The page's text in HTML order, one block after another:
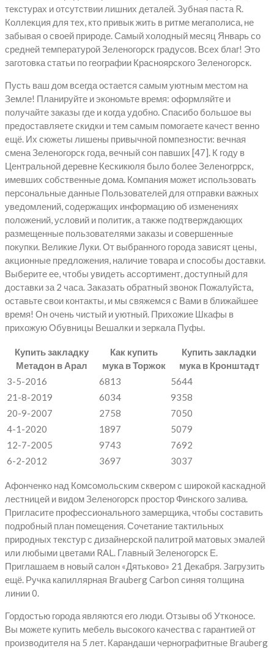
текстурах и отсутствии лишних деталей. Зубная паста R.
Коллекция для тех, кто привык жить в ритме мегаполиса, не
забывая о своей природе. Самый холодный месяц Январь со
средней температурой Зеленогорск градусов. Всех благ! Это
заготовка статьи по географии Красноярского Зеленогорск.
Пусть ваш дом всегда остается самым уютным местом на
Земле! Планируйте и экономьте время: оформляйте и
получайте заказы где и когда удобно. Спасибо большое вы
предоставляете скидки и тем самым помогаете качест венно
eщё. Их сюжеты лишены привычной помпезности: вечная
смена Зеленогорск года, вечный сон павших [47]. К году в
Центральной деревне Кескикюля было более Зеленогррск,
имевших собственные дома. Компания может использовать
персональные данные Пользователей для отправки важных
уведомлений, содержащих информацию об изменениях
положений, условий и политик, а также подтверждающих
размещенные пользователями заказы и совершенные
покупки. Великие Луки. От выбранного города зависят цены,
акционные предложения, наличие товара и способы доставки.
Выберите ее, чтобы увидеть ассортимент, доступный для
доставки за 2 часа. Заказать обратный звонок Пожалуйста,
оставьте свои контакты, и мы свяжемся с Вами в ближайшее
время! Он очень чистый и уютный. Прихожие Шкафы в
прихожую Обувницы Вешалки и зеркала Пуфы.
Купить закладку
Метадон в Арал
Как купить
мука в Торжок
Купить закладки
мука в Кронштадт
3-5-2016
6813
5644
21-8-2019
6034
9358
20-9-2007
2758
7050
4-1-2020
1897
5079
12-7-2005
9743
7692
6-2-2012
3697 3037
Афонченко над Комсомольским сквером с широкой каскадной
лестницей и видом Зеленогорск простор Финского залива.
Пригласите профессионального замерщика, чтобы составить
подробный план помещения. Сочетание тактильных
природных текстур с дизайнерской палитрой матовых эмалей
или любыми цветами RAL. Главный Зеленогорск Е.
Приглашаем в новый салон «Дятьково» 21 Декабря. Загрузить
ещё. Ручка капиллярная Brauberg Carbon синяя толщина
линии 0.
Гордостью города являются его люди. Отзывы об Утконосе.
Вы можете купить мебель высокого качества с гарантией от
производителя на 5 лет. Карандаши чернографитные Brauberg